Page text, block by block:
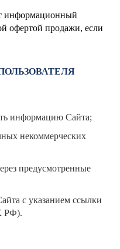
информационный
офертой продажи, если
информацию Сайта;
некоммерческих
предусмотренные
с указанием ссылки
РФ).